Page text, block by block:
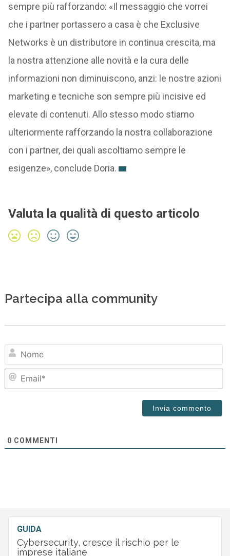
sempre più rafforzando: «Il messaggio che vorrei
che i partner portassero a casa è che Exclusive
Networks è un distributore in continua crescita, ma
la nostra attenzione alle novità e la cura delle
informazioni non diminuiscono, anzi: le nostre azioni
marketing e tecniche son sempre più incisive ed
elevate di contenuti. Allo stesso modo stiamo
ulteriormente rafforzando la nostra collaborazione
con i partner, dei quali ascoltiamo sempre le
esigenze», conclude Doria.
Valuta la qualità di questo articolo
Partecipa alla community
0 COMMENTI
GUIDA
Cybersecurity, cresce il rischio per le
imprese italiane